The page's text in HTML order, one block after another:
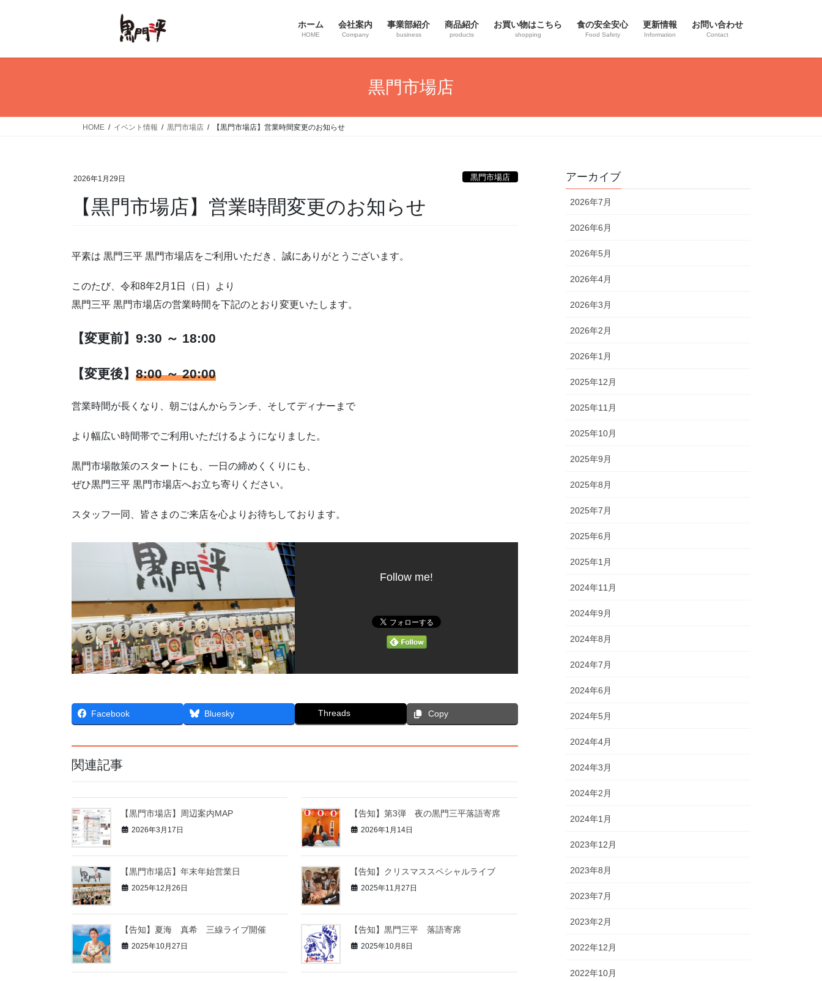
ホーム
HOME
会社案内
Company
事業部紹介
business
商品紹介
products
お買い物はこちら
shopping
食の安全安心
Food Safety
更新情報
Information
お問い合わせ
Contact
黒門市場店
HOME イベント情報 黒門市場店 【黒門市場店】営業時間変更のお知らせ
2026年1月29日 黒門市場店
【黒門市場店】営業時間変更のお知らせ
平素は 黒門三平 黒門市場店をご利用いただき、誠にありがとうございます。
このたび、令和8年2月1日（日）より
黒門三平 黒門市場店の営業時間を下記のとおり変更いたします。
【変更前】9:30 ～ 18:00
【変更後】 8:00 ～ 20:00
営業時間が長くなり、朝ごはんからランチ、そしてディナーまで
より幅広い時間帯でご利用いただけるようになりました。
黒門市場散策のスタートにも、一日の締めくくりにも、
ぜひ黒門三平 黒門市場店へお立ち寄りください。
スタッフ一同、皆さまのご来店を心よりお待ちしております。
Follow me!
Facebook Bluesky Threads Copy
関連記事
【黒門市場店】周辺案内MAP
2026年3月17日
【告知】第3弾 夜の黒門三平落語寄席
2026年1月14日
【黒門市場店】年末年始営業日
2025年12月26日
【告知】クリスマススペシャルライブ
2025年11月27日
【告知】夏海 真希 三線ライブ開催
2025年10月27日
【告知】黒門三平 落語寄席
2025年10月8日
アーカイブ
2026年7月
2026年6月
2026年5月
2026年4月
2026年3月
2026年2月
2026年1月
2025年12月
2025年11月
2025年10月
2025年9月
2025年8月
2025年7月
2025年6月
2025年1月
2024年11月
2024年9月
2024年8月
2024年7月
2024年6月
2024年5月
2024年4月
2024年3月
2024年2月
2024年1月
2023年12月
2023年8月
2023年7月
2023年2月
2022年12月
2022年10月